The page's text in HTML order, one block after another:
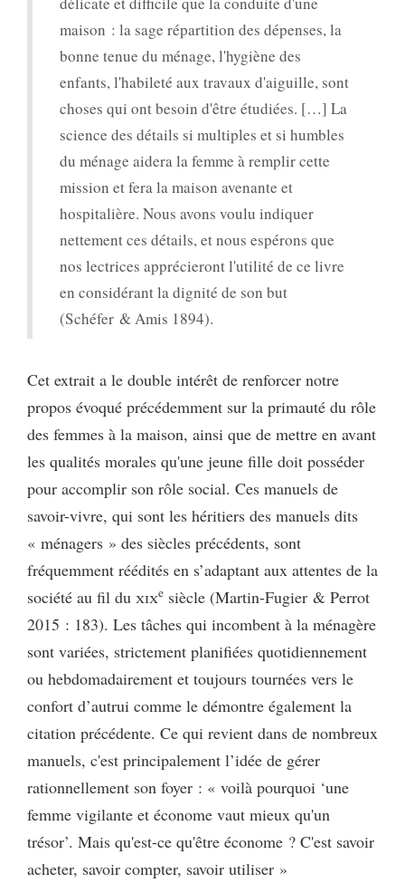
maison : la sage répartition des dépenses, la
bonne tenue du ménage, l'hygiène des
enfants, l'habileté aux travaux d'aiguille, sont
choses qui ont besoin d'être étudiées. […] La
science des détails si multiples et si humbles
du ménage aidera la femme à remplir cette
mission et fera la maison avenante et
hospitalière. Nous avons voulu indiquer
nettement ces détails, et nous espérons que
nos lectrices apprécieront l'utilité de ce livre
en considérant la dignité de son but
(Schéfer & Amis 1894).
Cet extrait a le double intérêt de renforcer notre
propos évoqué précédemment sur la primauté du rôle
des femmes à la maison, ainsi que de mettre en avant
les qualités morales qu'une jeune fille doit posséder
pour accomplir son rôle social. Ces manuels de
savoir-vivre, qui sont les héritiers des manuels dits
« ménagers » des siècles précédents, sont
fréquemment réédités en s’adaptant aux attentes de la
société au fil du xixe siècle (Martin-Fugier & Perrot
2015 : 183). Les tâches qui incombent à la ménagère
sont variées, strictement planifiées quotidiennement
ou hebdomadairement et toujours tournées vers le
confort d’autrui comme le démontre également la
citation précédente. Ce qui revient dans de nombreux
manuels, c'est principalement l’idée de gérer
rationnellement son foyer : « voilà pourquoi ‘une
femme vigilante et économe vaut mieux qu'un
trésor’. Mais qu'est-ce qu'être économe ? C'est savoir
acheter, savoir compter, savoir utiliser »